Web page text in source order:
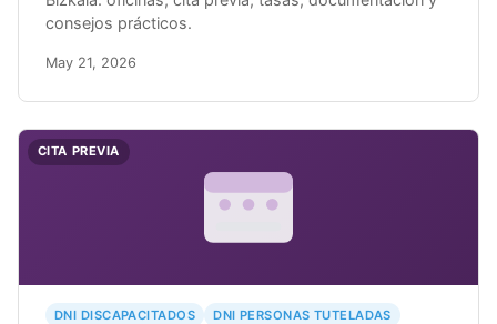
consejos prácticos.
May 21, 2026
CITA PREVIA
DNI DISCAPACITADOS DNI PERSONAS TUTELADAS